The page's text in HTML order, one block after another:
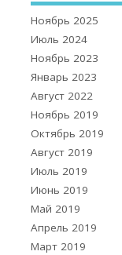
Ноябрь 2025
Июль 2024
Ноябрь 2023
Январь 2023
Август 2022
Ноябрь 2019
Октябрь 2019
Август 2019
Июль 2019
Июнь 2019
Май 2019
Апрель 2019
Март 2019